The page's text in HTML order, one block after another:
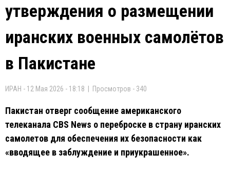
утверждения о размещении
иранских военных самолётов
в Пакистане
ИРАН - 12 Мая 2026 - 18:18 | Просмотров - 340
Пакистан отверг сообщение американского
телеканала CBS News о переброске в страну иранских
самолетов для обеспечения их безопасности как
«вводящее в заблуждение и приукрашенное».